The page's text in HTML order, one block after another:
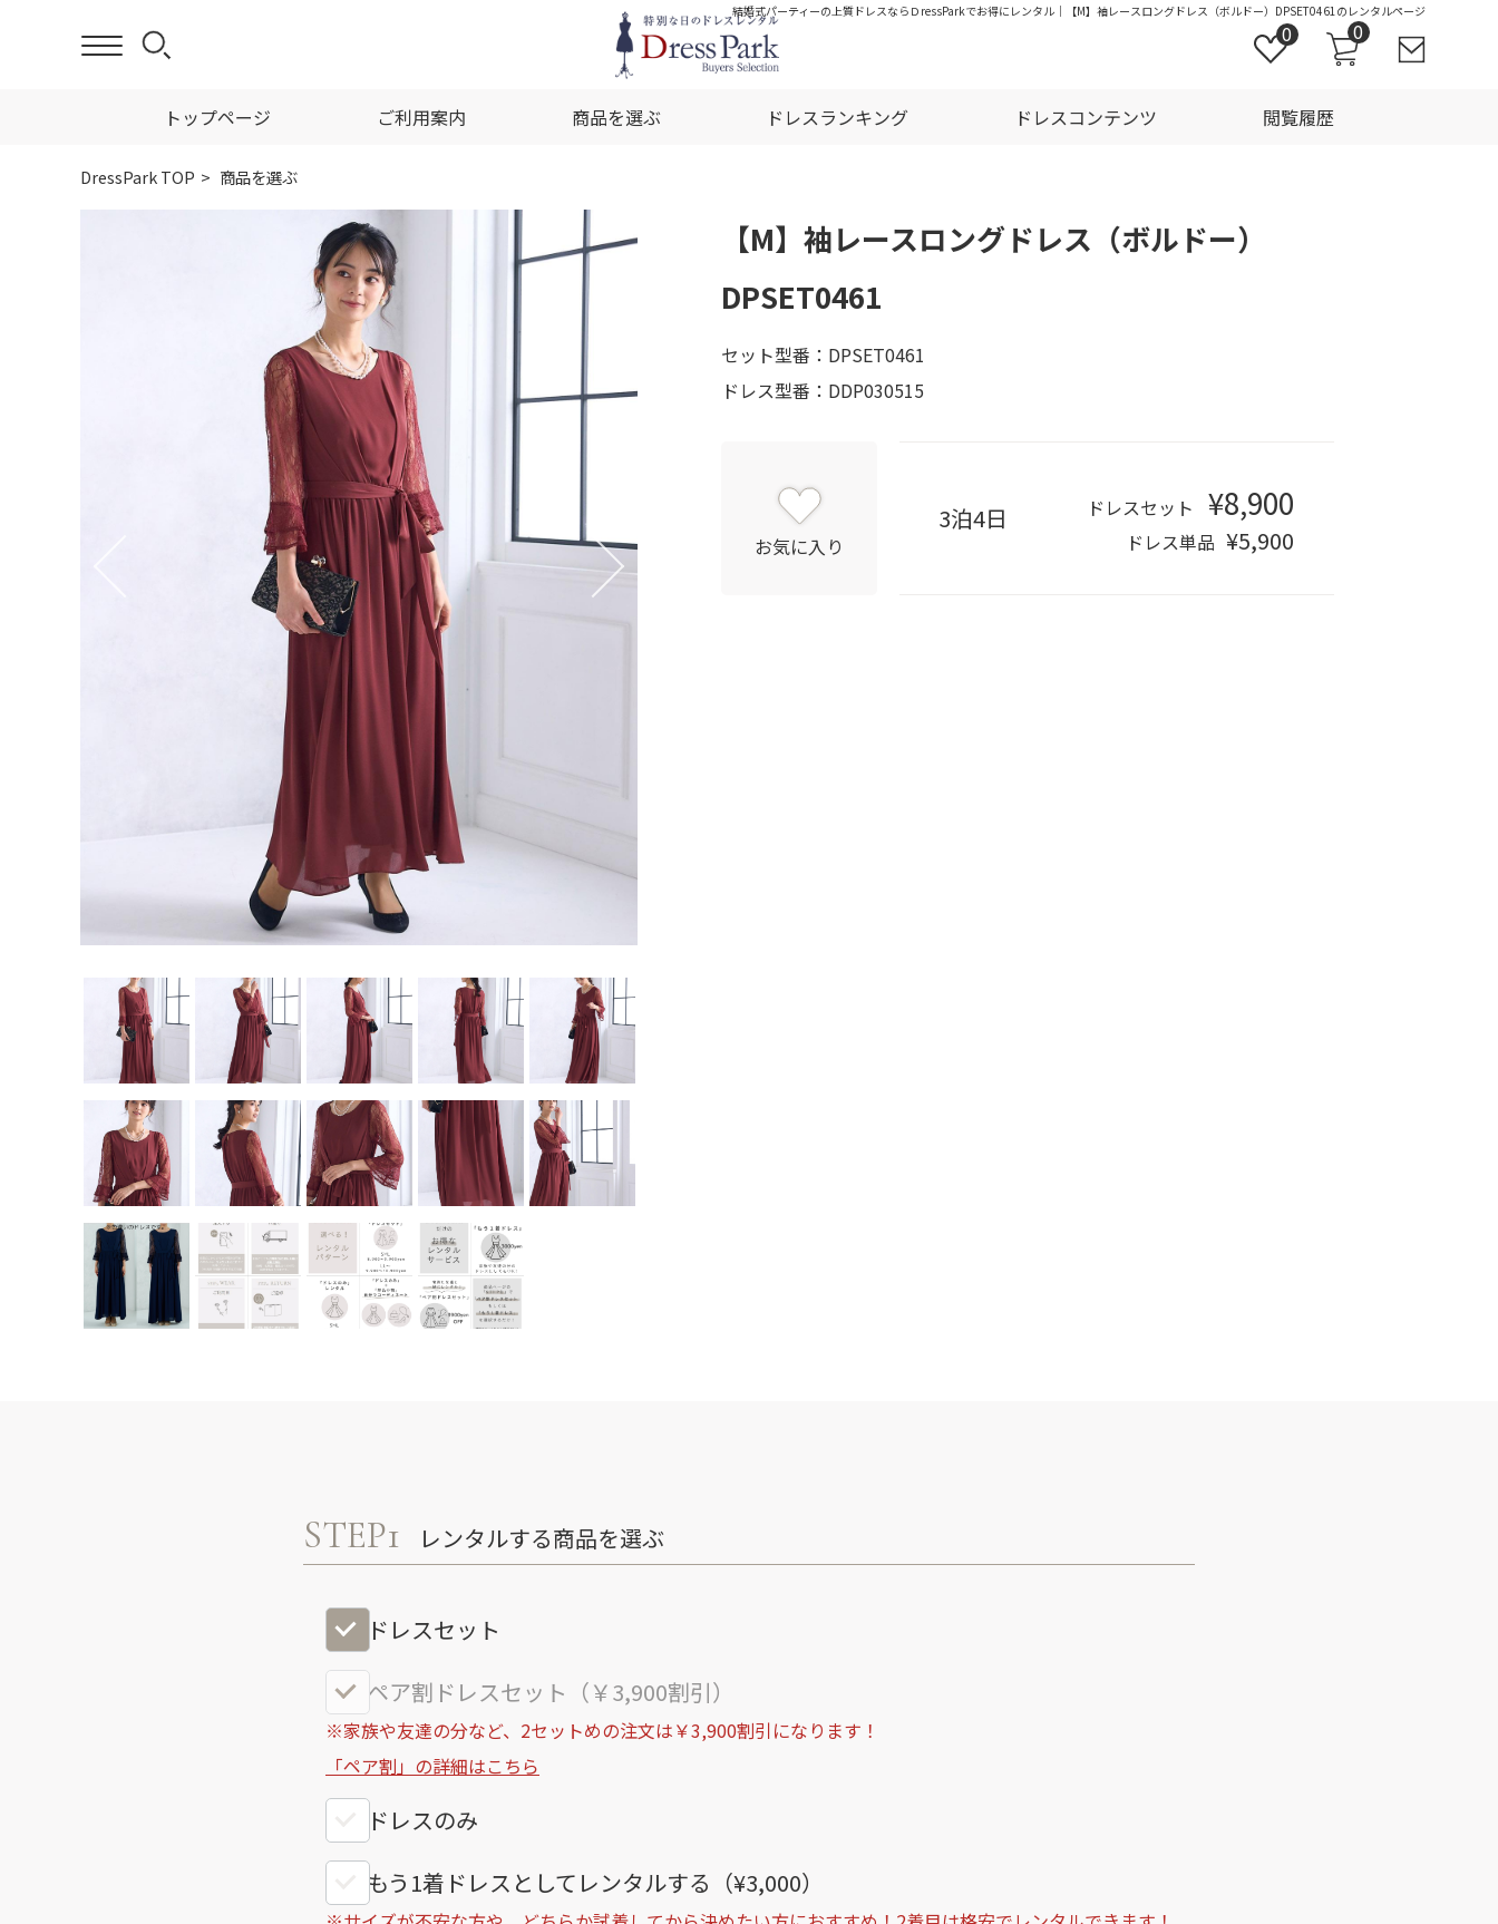
結婚式パーティーの上質ドレスならＤressParkでお得にレンタル｜【M】袖レースロングドレス（ボルドー）DPSET0461のレンタルページ
トップページ ご利用案内 商品を選ぶ ドレスランキング ドレスコンテンツ 閲覧履歴
0 0
DressPark TOP 商品を選ぶ
【M】袖レースロングドレス（ボルドー）
DPSET0461
セット型番：DPSET0461
ドレス型番：DDP030515
お気に入り
3泊4日 ドレスセット ¥8,900
ドレス単品 ¥5,900
STEP1 レンタルする商品を選ぶ
ドレスセット
ペア割ドレスセット（￥3,900割引）
※家族や友達の分など、2セットめの注文は￥3,900割引になります！
「ペア割」の詳細はこちら
ドレスのみ
もう1着ドレスとしてレンタルする（¥3,000）